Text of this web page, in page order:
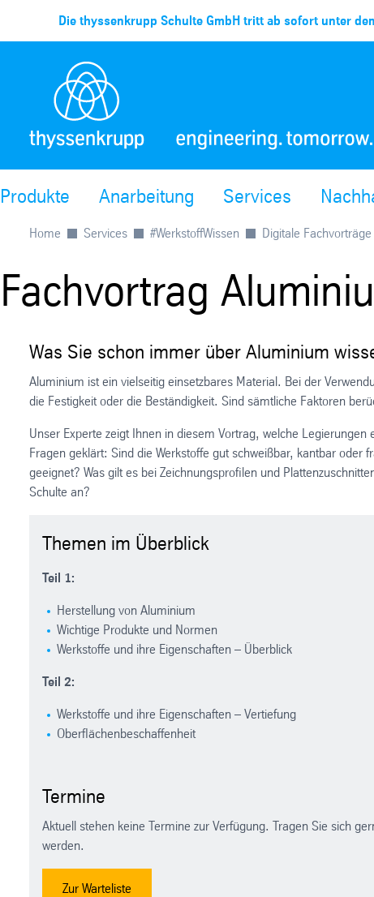
Die thyssenkrupp Schulte GmbH tritt ab sofort unter
Produkte Anarbeitung Services
Home Services #WerkstoffWissen Digitale Fachvorträge
Fachvortrag
Was Sie schon immer über Aluminium
Aluminium ist ein vielseitig einsetzbares Material. Bei der
die Festigkeit oder die Beständigkeit. Sind sämtliche Faktoren
Unser Experte zeigt Ihnen in diesem Vortrag, welche
Fragen geklärt: Sind die Werkstoffe gut schweißbar, kantbar oder
geeignet? Was gilt es bei Zeichnungsprofilen und
Schulte an?
Themen im Überblick
Teil 1:
Herstellung von Aluminium
Wichtige Produkte und Normen
Werkstoffe und ihre Eigenschaften – Überblick
Teil 2:
Werkstoffe und ihre Eigenschaften – Vertiefung
Oberflächenbeschaffenheit
Termine
Aktuell stehen keine Termine zur Verfügung. Tragen Sie sich
werden.
Zur Warteliste